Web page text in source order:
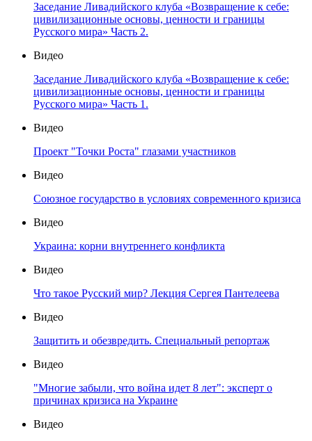
Заседание Ливадийского клуба «Возвращение к себе:
цивилизационные основы, ценности и границы
Русского мира» Часть 2.
Видео
Заседание Ливадийского клуба «Возвращение к себе:
цивилизационные основы, ценности и границы
Русского мира» Часть 1.
Видео
Проект "Точки Роста" глазами участников
Видео
Союзное государство в условиях современного кризиса
Видео
Украина: корни внутреннего конфликта
Видео
Что такое Русский мир? Лекция Сергея Пантелеева
Видео
Защитить и обезвредить. Специальный репортаж
Видео
"Многие забыли, что война идет 8 лет": эксперт о
причинах кризиса на Украине
Видео